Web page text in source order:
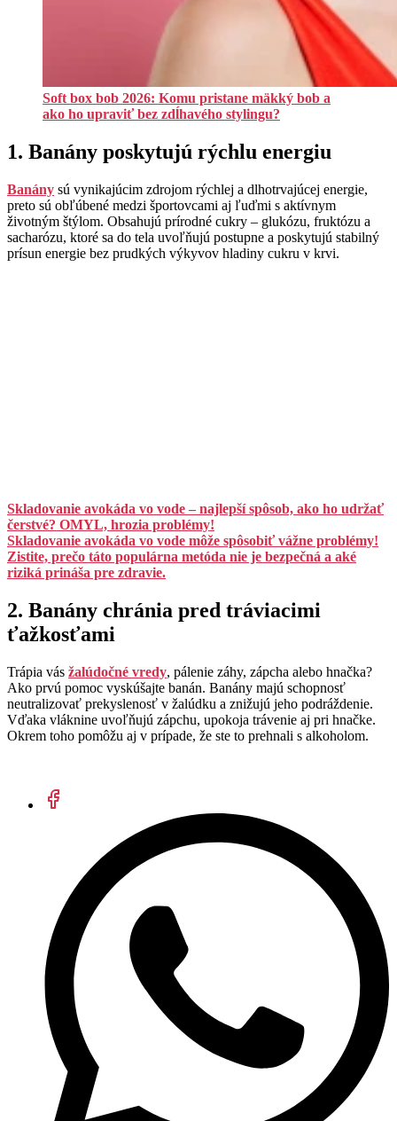
Soft box bob 2026: Komu pristane mäkký bob a
ako ho upraviť bez zdĺhavého stylingu?
1. Banány poskytujú rýchlu energiu
Banány sú vynikajúcim zdrojom rýchlej a dlhotrvajúcej energie,
preto sú obľúbené medzi športovcami aj ľuďmi s aktívnym
životným štýlom. Obsahujú prírodné cukry – glukózu, fruktózu a
sacharózu, ktoré sa do tela uvoľňujú postupne a poskytujú stabilný
prísun energie bez prudkých výkyvov hladiny cukru v krvi.
Skladovanie avokáda vo vode – najlepší spôsob, ako ho udržať
čerstvé? OMYL, hrozia problémy!
Skladovanie avokáda vo vode môže spôsobiť vážne problémy!
Zistite, prečo táto populárna metóda nie je bezpečná a aké
riziká prináša pre zdravie.
2. Banány chránia pred tráviacimi
ťažkosťami
Trápia vás žalúdočné vredy, pálenie záhy, zápcha alebo hnačka?
Ako prvú pomoc vyskúšajte banán. Banány majú schopnosť
neutralizovať prekyslenosť v žalúdku a znižujú jeho podráždenie.
Vďaka vláknine uvoľňujú zápchu, upokoja trávenie aj pri hnačke.
Okrem toho pomôžu aj v prípade, že ste to prehnali s alkoholom.